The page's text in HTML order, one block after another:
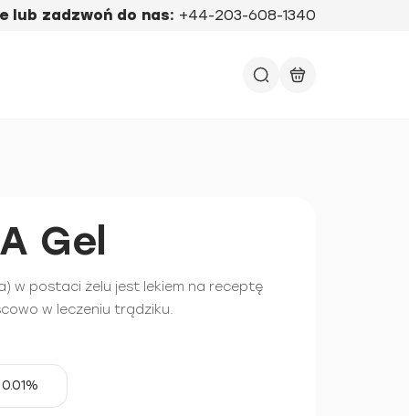
lub zadzwoń do nas: +44-203-608-1340
Gel
w postaci żelu jest lekiem na receptę
w leczeniu trądziku.
0.01%